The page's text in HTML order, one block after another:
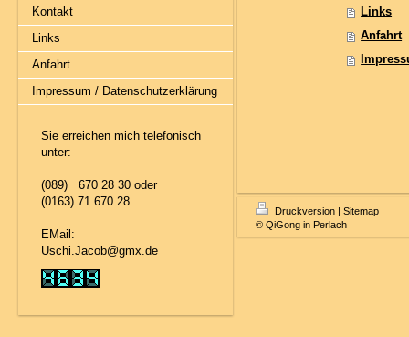
Kontakt
Links
Anfahrt
Impressum / Datenschutzerklärung
Sie erreichen mich telefonisch
unter:
(089) 670 28 30 oder
(0163) 71 670 28
EMail:
Uschi.Jacob@gmx.de
Links
Anfahrt
Druckversion | Sitemap
© QiGong in Perlach